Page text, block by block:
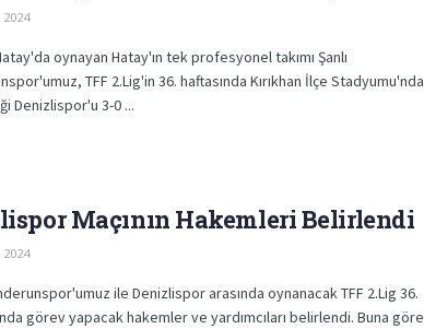
2024
oynayan Hatay'ın tek profesyonel takımı Şanlı
TFF 2.Lig'in 36. haftasında Kırıkhan İlçe Stadyumu'nda
Denizlispor'u 3-0 ...
Maçının Hakemleri Belirlendi
2024
ile Denizlispor arasında oynanacak TFF 2.Lig 36.
görev yapacak hakemler ve yardımcıları belirlendi. Buna göre